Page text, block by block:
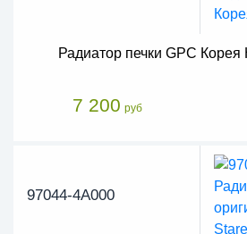
Радиатор печки GPC
7 200 руб
97044-4A000